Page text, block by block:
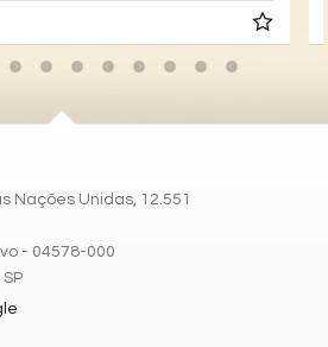
Nações Unidas, 12.551
- 04578-000
SP